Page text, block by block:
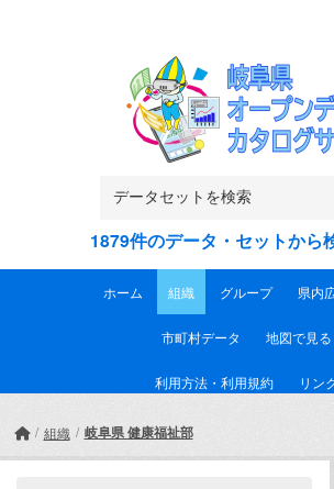
1879件のデータ・セットから
ホーム 組織 グループ 県内
市町村データ 地図で見る
利用方法・利用規約 リン
組織 岐阜県 健康福祉部